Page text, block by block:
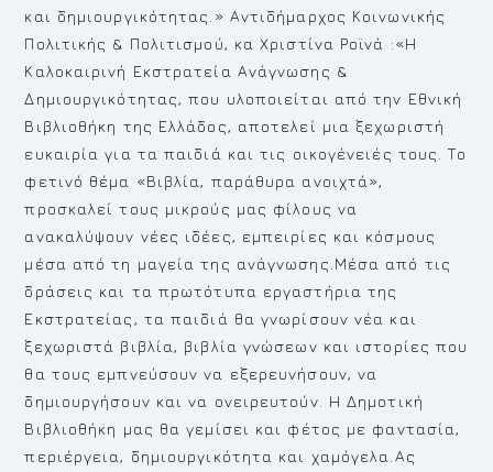
και δημιουργικότητας.» Αντιδήμαρχος Κοινωνικής
Πολιτικής & Πολιτισμού, κα Χριστίνα Ροϊνά :«Η
Καλοκαιρινή Εκστρατεία Ανάγνωσης &
Δημιουργικότητας, που υλοποιείται από την Εθνική
Βιβλιοθήκη της Ελλάδος, αποτελεί μια ξεχωριστή
ευκαιρία για τα παιδιά και τις οικογένειές τους. Το
φετινό θέμα «Βιβλία, παράθυρα ανοιχτά»,
προσκαλεί τους μικρούς μας φίλους να
ανακαλύψουν νέες ιδέες, εμπειρίες και κόσμους
μέσα από τη μαγεία της ανάγνωσης.Μέσα από τις
δράσεις και τα πρωτότυπα εργαστήρια της
Εκστρατείας, τα παιδιά θα γνωρίσουν νέα και
ξεχωριστά βιβλία, βιβλία γνώσεων και ιστορίες που
θα τους εμπνεύσουν να εξερευνήσουν, να
δημιουργήσουν και να ονειρευτούν. Η Δημοτική
Βιβλιοθήκη μας θα γεμίσει και φέτος με φαντασία,
περιέργεια, δημιουργικότητα και χαμόγελα.Ας